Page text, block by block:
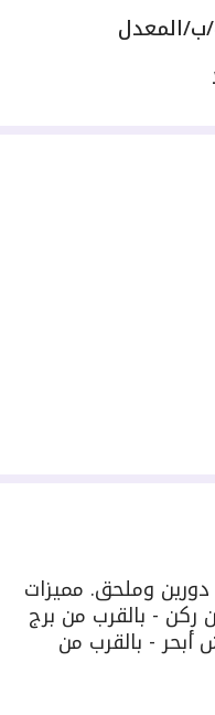
وملحق. مميزات
ركن - بالقرب من برج
أبحر - بالقرب من
يوجد اختلاف في
رقم